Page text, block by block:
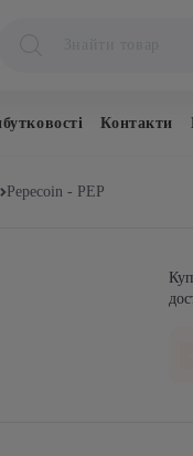
Контакти
Pepecoin - PEP